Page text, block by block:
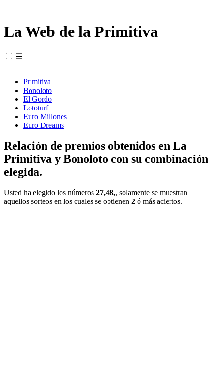
La Web de la Primitiva
☰
Primitiva
Bonoloto
El Gordo
Lototurf
Euro Millones
Euro Dreams
Relación de premios obtenidos en La
Primitiva y Bonoloto con su combinación
elegida.
Usted ha elegido los números 27,48,, solamente se muestran
aquellos sorteos en los cuales se obtienen 2 ó más aciertos.